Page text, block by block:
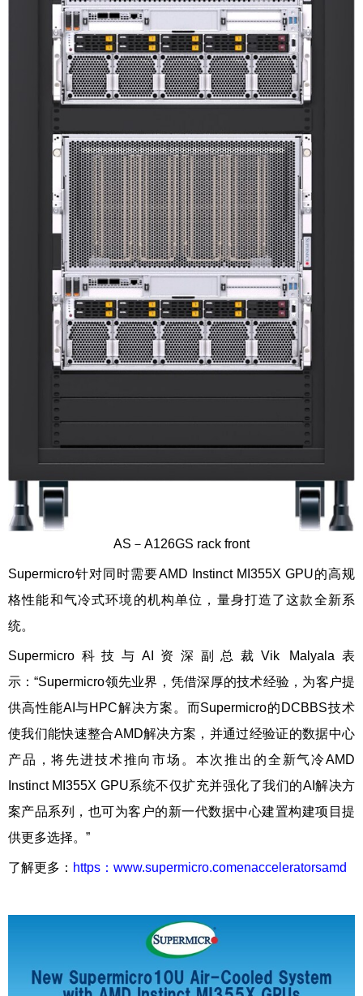
AS－A126GS rack front
Supermicro针对同时需要AMD Instinct MI355X GPU的高规
格性能和气冷式环境的机构单位，量身打造了这款全新系
统。
Supermicro科技与AI资深副总裁Vik Malyala表
示：“Supermicro领先业界，凭借深厚的技术经验，为客户提
供高性能AI与HPC解决方案。而Supermicro的DCBBS技术
使我们能快速整合AMD解决方案，并通过经验证的数据中心
产品，将先进技术推向市场。本次推出的全新气冷AMD
Instinct MI355X GPU系统不仅扩充并强化了我们的AI解决方
案产品系列，也可为客户的新一代数据中心建置构建项目提
供更多选择。”
了解更多： https：www.supermicro.comenacceleratorsamd